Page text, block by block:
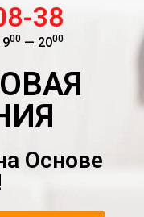
38
00— 2000
Основе